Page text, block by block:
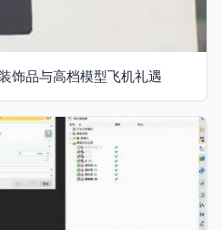
饰品与高档模型飞机礼遇